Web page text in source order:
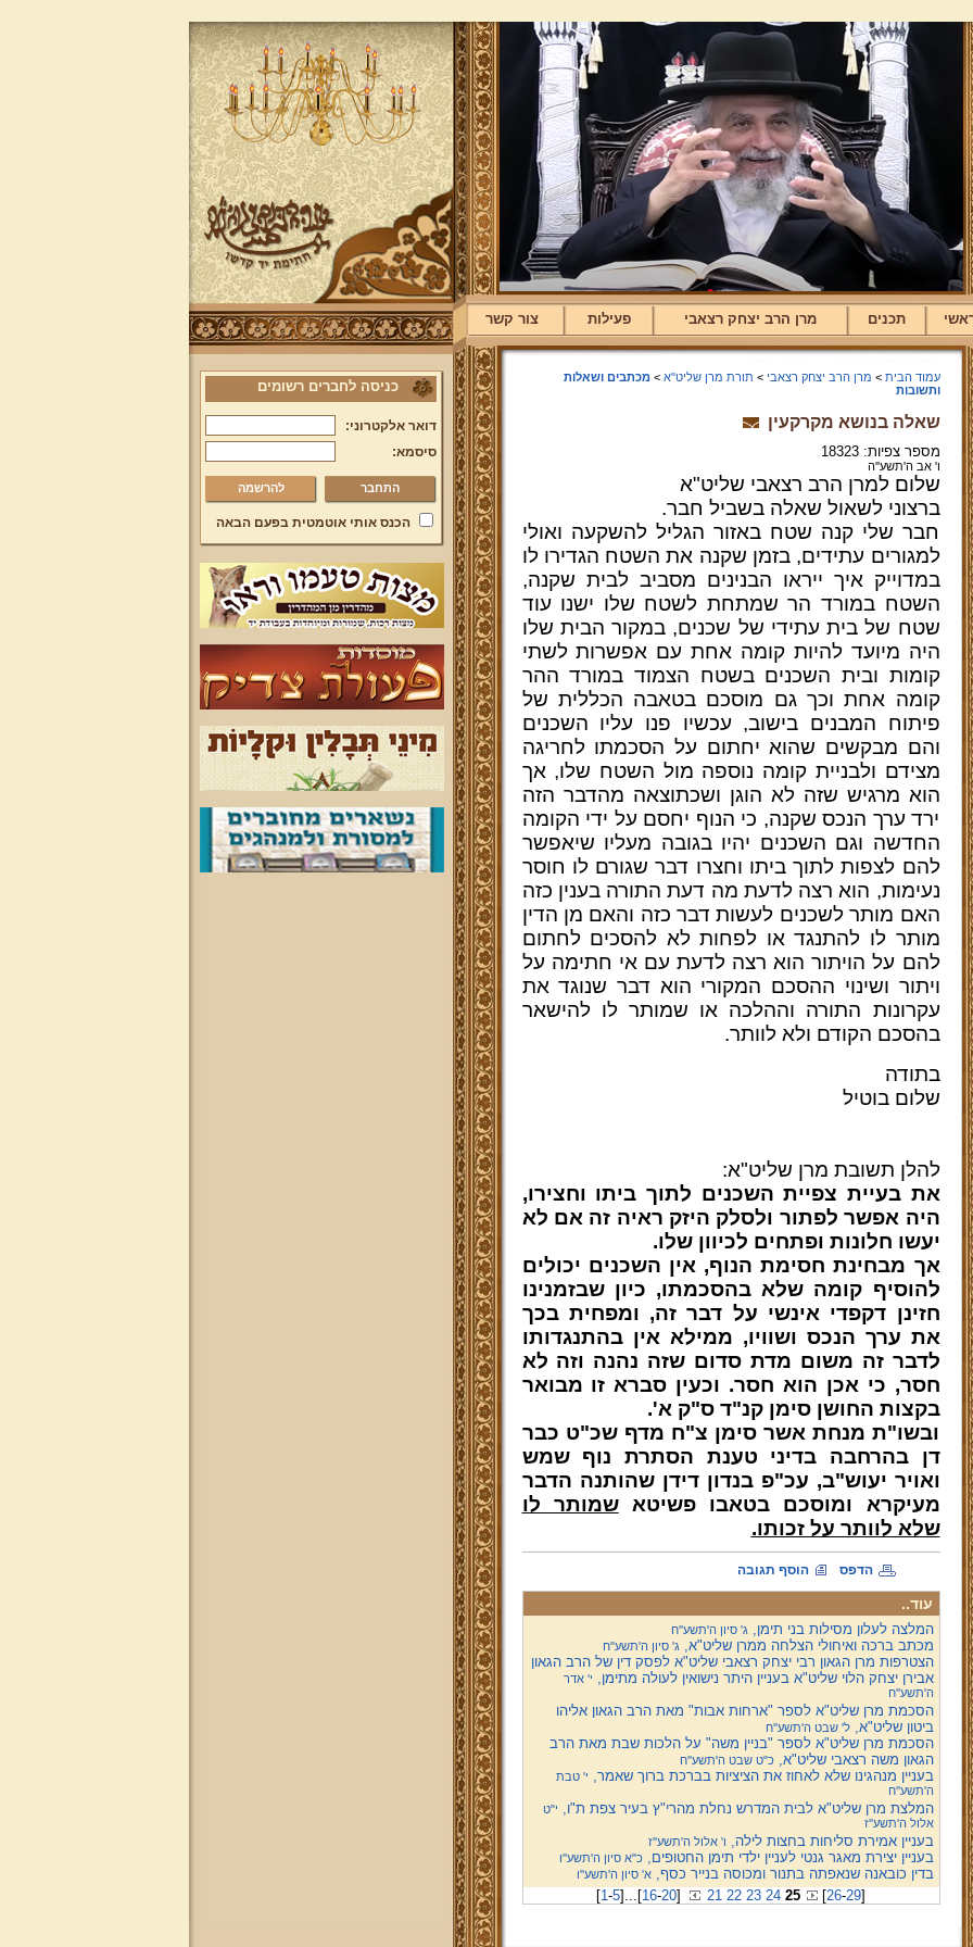
תכנים מרן הרב יצחק רצאבי פעילות צור קשר
עמוד הבית > מרן הרב יצחק רצאבי > תורת מרן שליט"א >מכתבים ושאלות
ותשובות
שאלה בנושא מקרקעין
מספר צפיות: 18323
ו' אב ה'תשע''ה
שלום למרן הרב רצאבי שליט"א
ברצוני לשאול שאלה בשביל חבר.
חבר שלי קנה שטח באזור הגליל להשקעה ואולי
למגורים עתידים, בזמן שקנה את השטח הגדירו לו
במדוייק איך ייראו הבנינים מסביב לבית שקנה,
השטח במורד הר שמתחת לשטח שלו ישנו עוד
שטח של בית עתידי של שכנים, במקור הבית שלו
היה מיועד להיות קומה אחת עם אפשרות לשתי
קומות ובית השכנים בשטח הצמוד במורד ההר
קומה אחת וכך גם מוסכם בטאבה הכללית של
פיתוח המבנים בישוב, עכשיו פנו עליו השכנים
והם מבקשים שהוא יחתום על הסכמתו לחריגה
מצידם ולבניית קומה נוספה מול השטח שלו, אך
הוא מרגיש שזה לא הוגן ושכתוצאה מהדבר הזה
ירד ערך הנכס שקנה, כי הנוף יחסם על ידי הקומה
החדשה וגם השכנים יהיו בגובה מעליו שיאפשר
להם לצפות לתוך ביתו וחצרו דבר שגורם לו חוסר
נעימות, הוא רצה לדעת מה דעת התורה בענין כזה
האם מותר לשכנים לעשות דבר כזה והאם מן הדין
מותר לו להתנגד או לפחות לא להסכים לחתום
להם על הויתור הוא רצה לדעת עם אי חתימה על
ויתור ושינוי ההסכם המקורי הוא דבר שנוגד את
עקרונות התורה וההלכה או שמותר לו להישאר
בהסכם הקודם ולא לוותר.
בתודה
שלום בוטיל
להלן תשובת מרן שליט"א:
את בעיית צפיית השכנים לתוך ביתו וחצירו,
היה אפשר לפתור ולסלק היזק ראיה זה אם לא
יעשו חלונות ופתחים לכיוון שלו.
אך מבחינת חסימת הנוף, אין השכנים יכולים
להוסיף קומה שלא בהסכמתו, כיון שבזמנינו
חזינן דקפדי אינשי על דבר זה, ומפחית בכך
את ערך הנכס ושוויו, ממילא אין בהתנגדותו
לדבר זה משום מדת סדום שזה נהנה וזה לא
חסר, כי אכן הוא חסר. וכעין סברא זו מבואר
בקצות החושן סימן קנ"ד ס"ק א'.
ובשו"ת מנחת אשר סימן צ"ח מדף שכ"ט כבר
דן בהרחבה בדיני טענת הסתרת נוף שמש
ואויר יעוש"ב, עכ"פ בנדון דידן שהותנה הדבר
מעיקרא ומוסכם בטאבו פשיטאשמותר לו
שלא לוותר על זכותו.
הדפס הוסף תגובה
עוד..
המלצה לעלון מסילות בני תימן,ג' סיון ה'תשע''ח
מכתב ברכה ואיחולי הצלחה ממרן שליט"א,ג' סיון ה'תשע''ח
הצטרפות מרן הגאון רבי יצחק רצאבי שליט"א לפסק דין של הרב הגאון
אבירן יצחק הלוי שליט"א בעניין היתר נישואין לעולה מתימן, י' אדר
ה'תשע''ח
הסכמת מרן שליט"א לספר "ארחות אבות" מאת הרב הגאון אליהו
ביטון שליט"א,ל' שבט ה'תשע''ח
הסכמת מרן שליט"א לספר "בניין משה" על הלכות שבת מאת הרב
הגאון משה רצאבי שליט"א,כ"ט שבט ה'תשע''ח
בעניין מנהגינו שלא לאחוז את הציציות בברכת ברוך שאמר, י' טבת
ה'תשע''ח
המלצת מרן שליט"א לבית המדרש נחלת מהרי"ץ בעיר צפת ת"ו, י"ט
אלול ה'תשע''ז
בעניין אמירת סליחות בחצות לילה, ו' אלול ה'תשע''ז
בעניין יצירת מאגר גנטי לעניין ילדי תימן החטופים,כ"א סיון ה'תשע''ו
בדין כובאנה שנאפתה בתנור ומכוסה בנייר כסף,א' סיון ה'תשע''ו
[1-5] ... [16-20] 21 22 23 24 25 [26-29]
כניסה לחברים רשומים
דואר אלקטרוני:
סיסמא:
להרשמה
הכנס אותי אוטמטית בפעם הבאה